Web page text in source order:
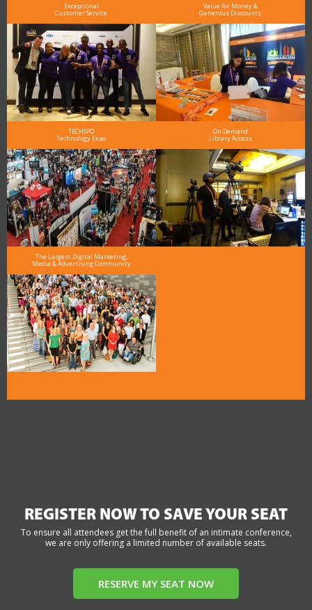
Exceptional
Customer Service
Value for Money &
Generous Discounts
TECHSPO
Technology Expo
On Demand
Library Access
The Largest Digital Marketing,
Media & Advertising Community
REGISTER NOW TO SAVE YOUR SEAT
To ensure all attendees get the full benefit of an intimate conference,
we are only offering a limited number of available seats.
RESERVE MY SEAT NOW